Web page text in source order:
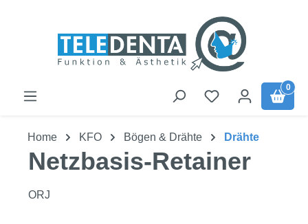
0
Home KFO Bögen & Drähte Drähte
Netzbasis-Retainer
ORJ